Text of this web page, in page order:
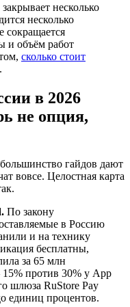
несколько
несколько
сокращается
и объём работ
сколько стоит
.
в 2026
не опция,
гайдов дают
вовсе. Целостная карта
По закону
в Россию
и на технику
бесплатны,
за 65 млн
против 30% у App
шлюза RuStore Pay
единиц процентов.